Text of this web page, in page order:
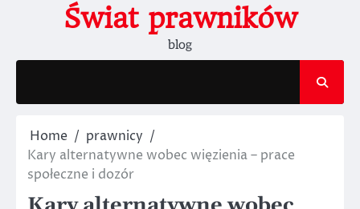
Świat prawników
blog
Home
prawnicy
Kary alternatywne wobec więzienia – prace
społeczne i dozór